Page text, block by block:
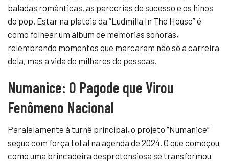
baladas românticas, as parcerias de sucesso e os hinos
do pop. Estar na plateia da “Ludmilla In The House” é
como folhear um álbum de memórias sonoras,
relembrando momentos que marcaram não só a carreira
dela, mas a vida de milhares de pessoas.
Numanice: O Pagode que Virou
Fenômeno Nacional
Paralelamente à turnê principal, o projeto “Numanice”
segue com força total na agenda de 2024. O que começou
como uma brincadeira despretensiosa se transformou